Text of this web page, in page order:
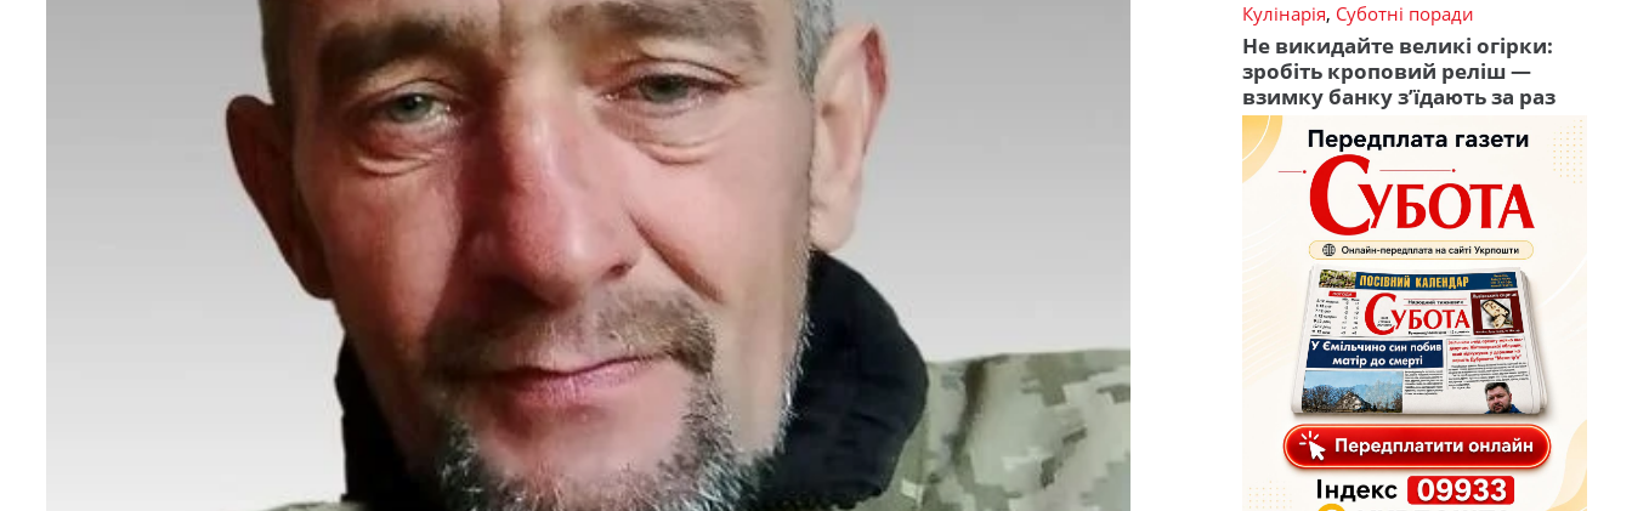
Кулінарія, Суботні поради
Не викидайте великі огірки:
зробіть кроповий реліш —
взимку банку з’їдають за раз